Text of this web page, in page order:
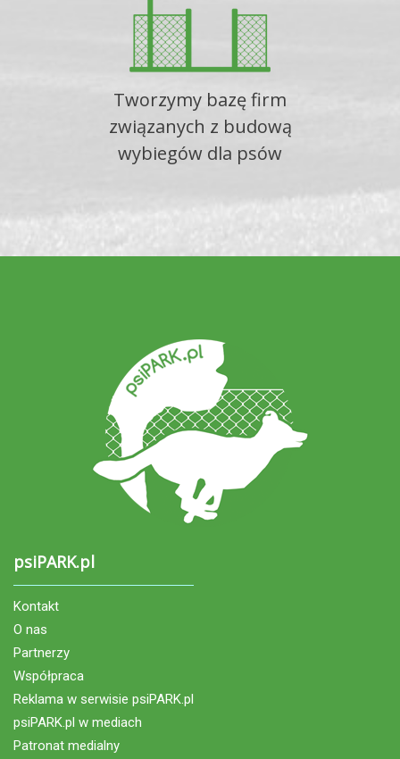
Tworzymy bazę firm
związanych z budową
wybiegów dla psów
psiPARK.pl
Kontakt
O nas
Partnerzy
Współpraca
Reklama w serwisie psiPARK.pl
psiPARK.pl w mediach
Patronat medialny